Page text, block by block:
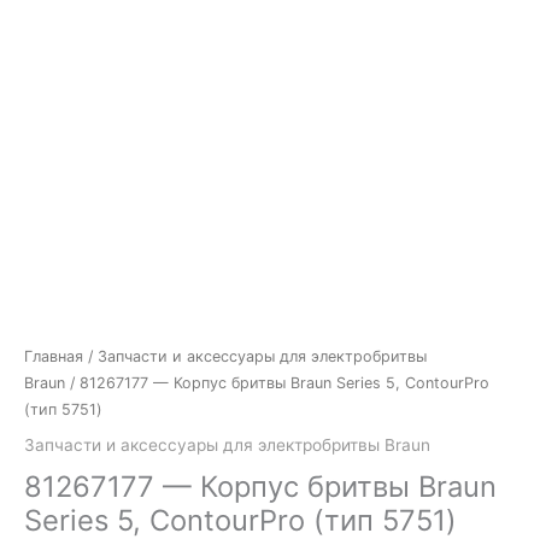
Главная / Запчасти и аксессуары для электробритвы
Braun / 81267177 — Корпус бритвы Braun Series 5, ContourPro
(тип 5751)
Запчасти и аксессуары для электробритвы Braun
81267177 — Корпус бритвы Braun
Series 5, ContourPro (тип 5751)